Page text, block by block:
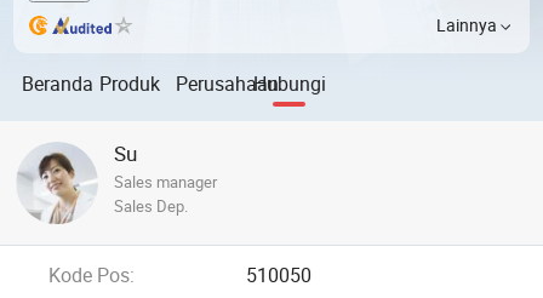
Lainnya
Beranda Produk PerusahaanHubungi
Su
Sales manager
Sales Dep.
Kode Pos:
510050